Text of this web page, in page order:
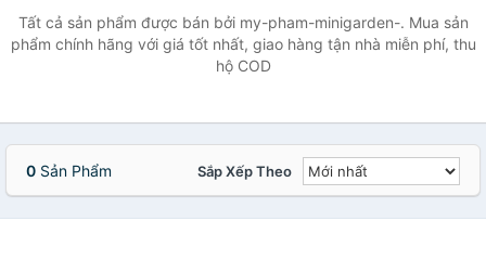
Shop
Tất cả sản phẩm được bán bởi my-pham-minigarden-. Mua sản
phẩm chính hãng với giá tốt nhất, giao hàng tận nhà miễn phí, thu
hộ COD
0 Sản Phẩm Sắp Xếp Theo